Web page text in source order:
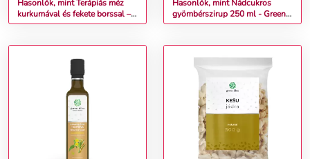
Hasonlók, mint Terápiás méz
kurkumával és fekete borssal –
220 g – Naturmeda
Hasonlók, mint Nádcukros
gyömbérszirup 250 ml - Green
idea